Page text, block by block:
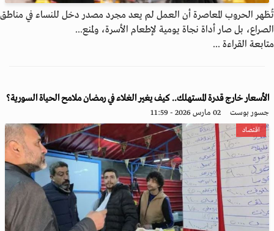
تُظهر الحروب المعاصرة أن العمل لم يعد مجرد مصدر دخل للنساء في مناطق
الصراع، بل صار أداة نجاة يومية لإطعام الأسرة، ولمنع...
متابعة القراءة ...
الأسعار خارج قدرة المستهلك.. كيف يغير الغلاء في رمضان ملامح الحياة السورية؟
جسور بوست 02 مارس 2026 - 11:59
اقتصاد